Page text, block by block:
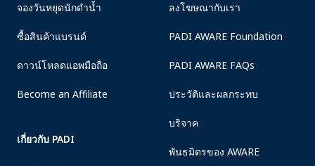
จองวันหยุดนักดำน้ำ
ซื้อสินค้าแบรนด์
ดาวน์โหลดแอพมือถือ
Become an Affiliate
เกี่ยวกับ PADI
ลงโฆษณากับเรา
PADI AWARE Foundation
PADI AWARE FAQs
ประวัติและผลกระทบ
บริจาค
พันธมิตรของ AWARE